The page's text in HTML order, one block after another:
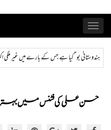
Toggle
navigation
اکثر بات کرتے ہیں؟ اس بو کو کیسے پہچانا جا
حسن علی کی فٹنس میں